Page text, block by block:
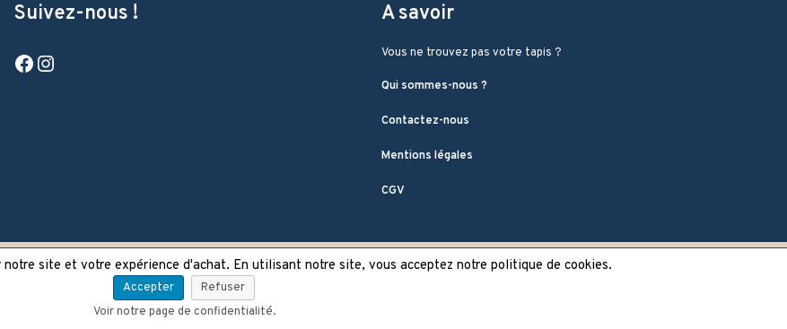
Suivez-nous !
Facebook
A savoir
Vous ne trouvez pas votre tapis ?
Qui sommes-nous ?
Contactez-nous
Mentions légales
CGV
notre site et votre expérience d'achat. En utilisant notre site, vous acceptez notre politique de cookies.
Accepter
Refuser
Voir notre page de confidentialité.